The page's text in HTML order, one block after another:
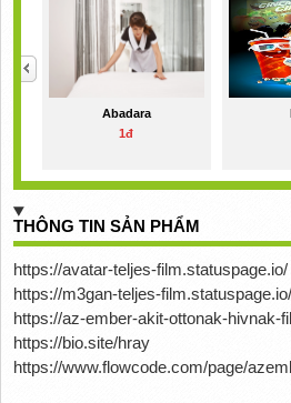
Abadara
1đ
THÔNG TIN SẢN PHẨM
https://avatar-teljes-film.statuspage.io/
https://m3gan-teljes-film.statuspage.io/
https://az-ember-akit-ottonak-hivnak-
https://bio.site/hray
https://www.flowcode.com/page/